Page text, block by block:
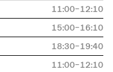
11:00–12:10
15:00–16:10
18:30–19:40
11:00–12:10